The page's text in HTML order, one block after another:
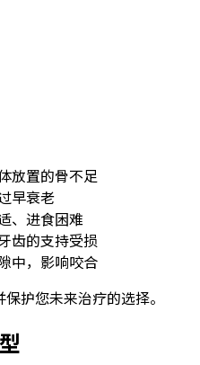
放置的骨不足
早衰老
、进食困难
齿的支持受损
中，影响咬合
护您未来治疗的选择。